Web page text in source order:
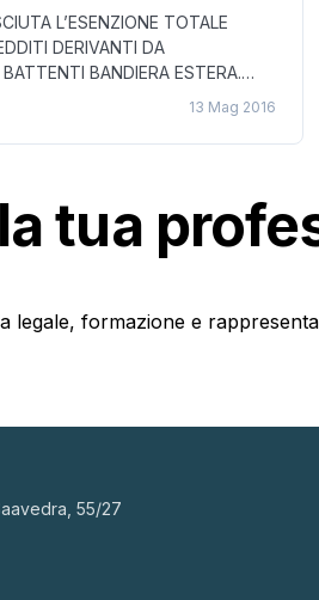
L’ESENZIONE TOTALE
DERIVANTI DA
BANDIERA ESTERA.
che i marittimi…
13 Mag 2016
tua
legale, formazione e
55/27